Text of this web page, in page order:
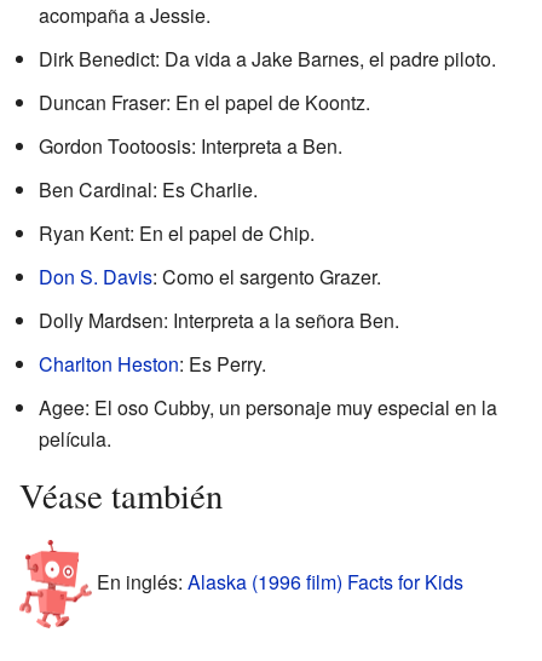
acompaña a Jessie.
Dirk Benedict: Da vida a Jake Barnes, el padre piloto.
Duncan Fraser: En el papel de Koontz.
Gordon Tootoosis: Interpreta a Ben.
Ben Cardinal: Es Charlie.
Ryan Kent: En el papel de Chip.
Don S. Davis: Como el sargento Grazer.
Dolly Mardsen: Interpreta a la señora Ben.
Charlton Heston: Es Perry.
Agee: El oso Cubby, un personaje muy especial en la
película.
Véase también
En inglés: Alaska (1996 film) Facts for Kids